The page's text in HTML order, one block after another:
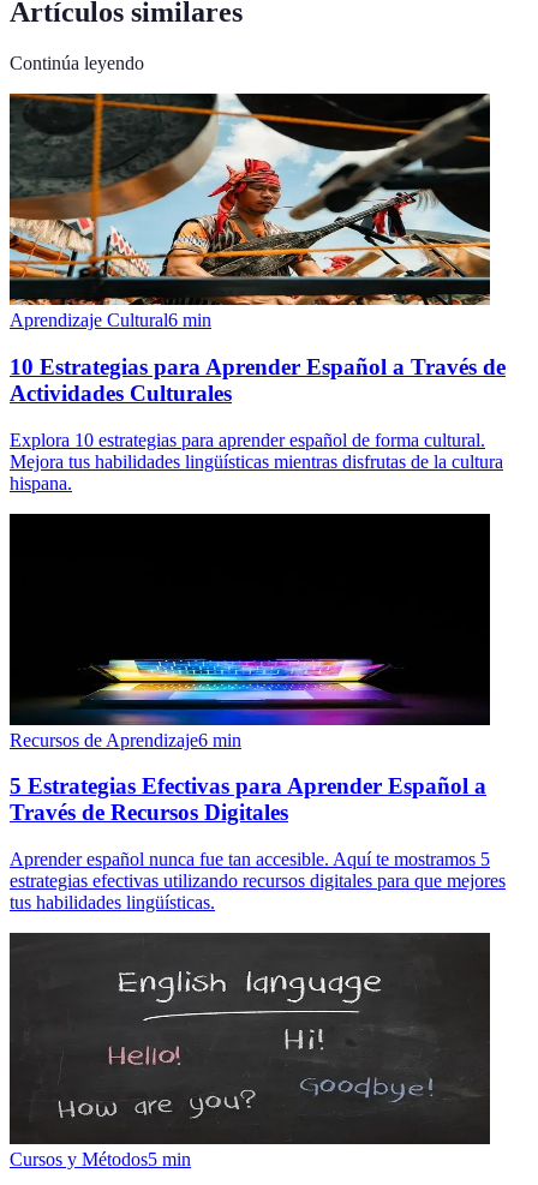
Artículos similares
Continúa leyendo
Aprendizaje Cultural6 min
10 Estrategias para Aprender Español a Través de
Actividades Culturales
Explora 10 estrategias para aprender español de forma cultural.
Mejora tus habilidades lingüísticas mientras disfrutas de la cultura
hispana.
Recursos de Aprendizaje6 min
5 Estrategias Efectivas para Aprender Español a
Través de Recursos Digitales
Aprender español nunca fue tan accesible. Aquí te mostramos 5
estrategias efectivas utilizando recursos digitales para que mejores
tus habilidades lingüísticas.
Cursos y Métodos5 min